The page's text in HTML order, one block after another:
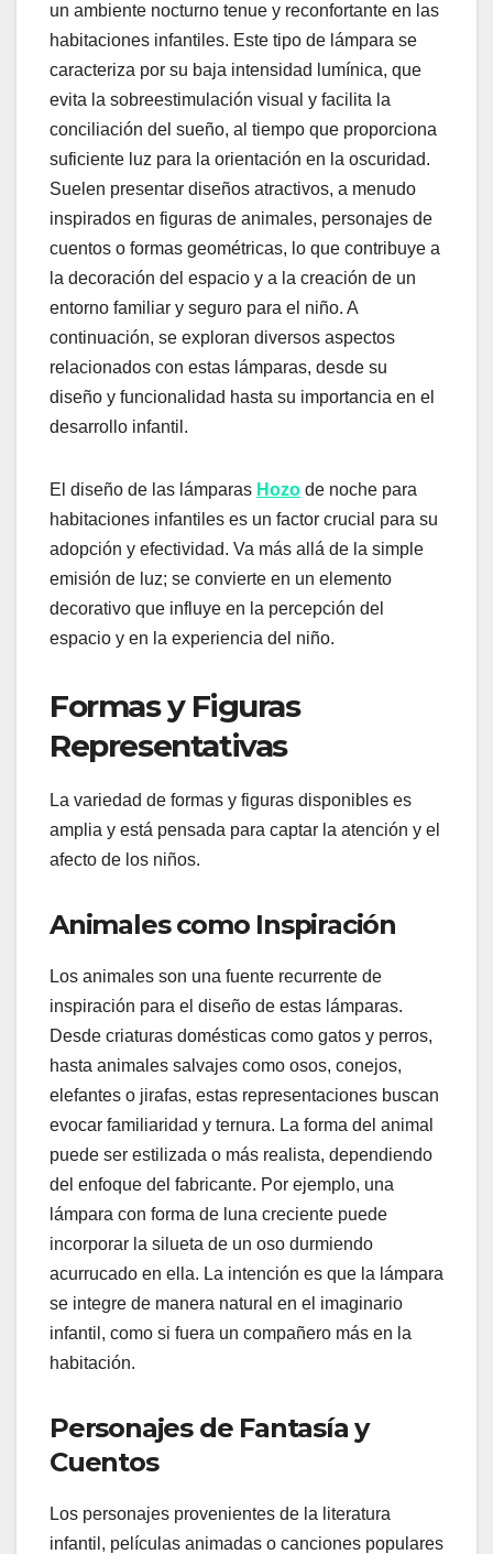
un ambiente nocturno tenue y reconfortante en las
habitaciones infantiles. Este tipo de lámpara se
caracteriza por su baja intensidad lumínica, que
evita la sobreestimulación visual y facilita la
conciliación del sueño, al tiempo que proporciona
suficiente luz para la orientación en la oscuridad.
Suelen presentar diseños atractivos, a menudo
inspirados en figuras de animales, personajes de
cuentos o formas geométricas, lo que contribuye a
la decoración del espacio y a la creación de un
entorno familiar y seguro para el niño. A
continuación, se exploran diversos aspectos
relacionados con estas lámparas, desde su
diseño y funcionalidad hasta su importancia en el
desarrollo infantil.
El diseño de las lámparas Hozo de noche para
habitaciones infantiles es un factor crucial para su
adopción y efectividad. Va más allá de la simple
emisión de luz; se convierte en un elemento
decorativo que influye en la percepción del
espacio y en la experiencia del niño.
Formas y Figuras
Representativas
La variedad de formas y figuras disponibles es
amplia y está pensada para captar la atención y el
afecto de los niños.
Animales como Inspiración
Los animales son una fuente recurrente de
inspiración para el diseño de estas lámparas.
Desde criaturas domésticas como gatos y perros,
hasta animales salvajes como osos, conejos,
elefantes o jirafas, estas representaciones buscan
evocar familiaridad y ternura. La forma del animal
puede ser estilizada o más realista, dependiendo
del enfoque del fabricante. Por ejemplo, una
lámpara con forma de luna creciente puede
incorporar la silueta de un oso durmiendo
acurrucado en ella. La intención es que la lámpara
se integre de manera natural en el imaginario
infantil, como si fuera un compañero más en la
habitación.
Personajes de Fantasía y
Cuentos
Los personajes provenientes de la literatura
infantil, películas animadas o canciones populares